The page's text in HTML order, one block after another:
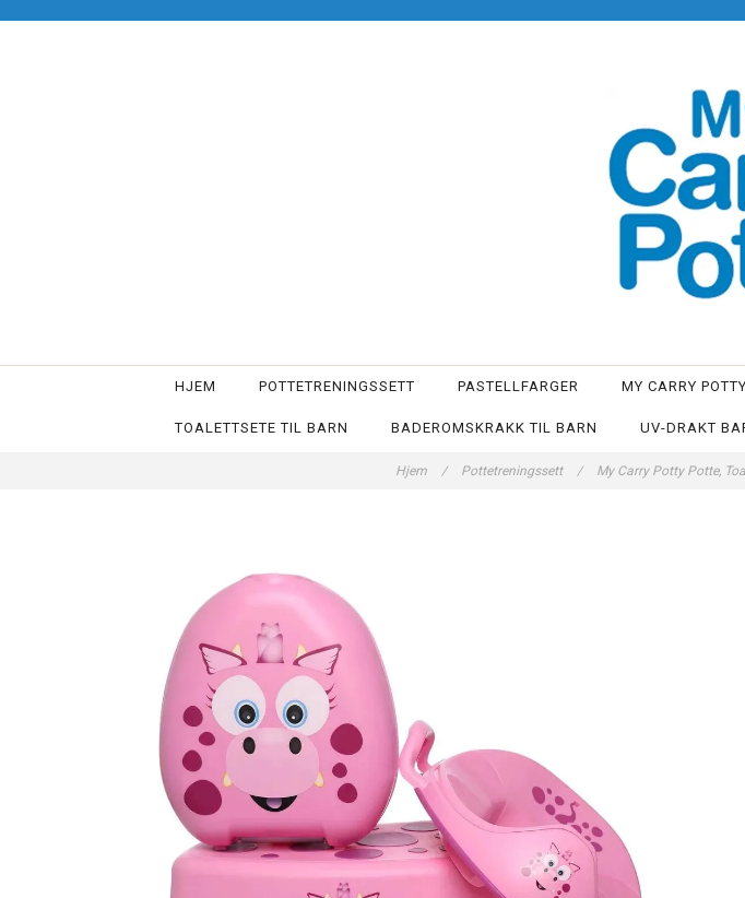
HJEM POTTETRENINGSSETT PASTELLFARGER MY CARRY
TOALETTSETE TIL BARN BADEROMSKRAKK TIL BARN UV-DRAKT
Hjem / Pottetreningssett / My Carry Potty Potte,